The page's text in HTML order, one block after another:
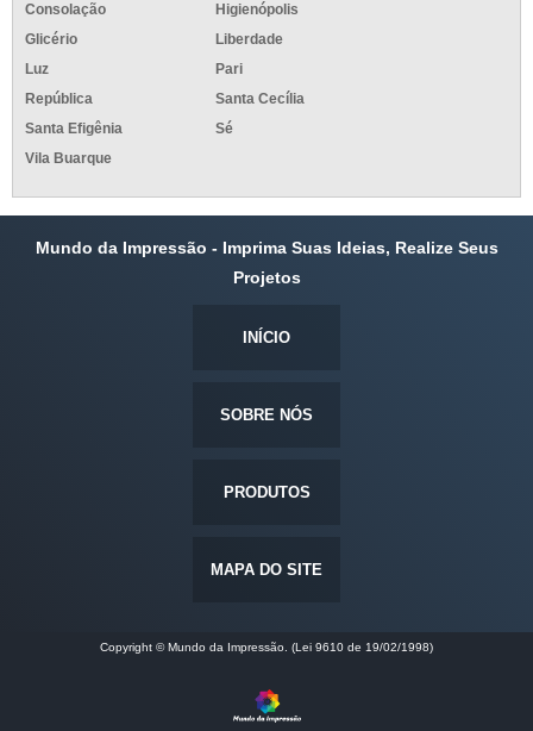
Consolação
Higienópolis
Glicério
Liberdade
Luz
Pari
República
Santa Cecília
Santa Efigênia
Sé
Vila Buarque
Mundo da Impressão - Imprima Suas Ideias, Realize Seus
Projetos
INÍCIO
SOBRE NÓS
PRODUTOS
MAPA DO SITE
Copyright © Mundo da Impressão. (Lei 9610 de 19/02/1998)